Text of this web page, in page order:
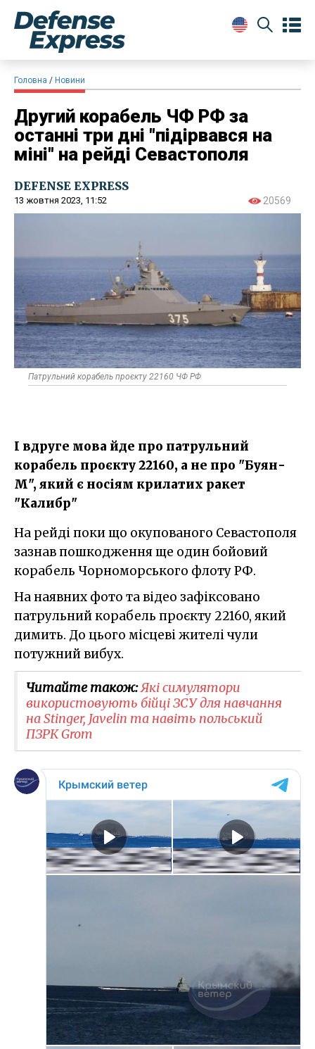
Головна Новини
Другий корабель ЧФ РФ за
останні три дні "підірвався на
міні" на рейді Севастополя
DEFENSE EXPRESS
13 жовтня 2023, 11:52 20569
Патрульний корабель проєкту 22160 ЧФ РФ
І вдруге мова йде про патрульний
корабель проєкту 22160, а не про "Буян-
М", який є носіям крилатих ракет
"Калибр"
На рейді поки що окупованого Севастополя
зазнав пошкодження ще один бойовий
корабель Чорноморського флоту РФ.
На наявних фото та відео зафіксовано
патрульний корабель проєкту 22160, який
димить. До цього місцеві жителі чули
потужний вибух.
Читайте також:Які симулятори
використовують бійці ЗСУ для навчання
на Stinger, Javelin та навіть польський
ПЗРК Grom